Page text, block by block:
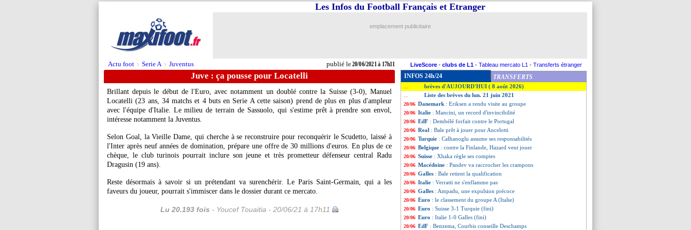
Actu foot > Serie A > Juventus publié le20/06/2021 à 17h11
Les Infos du Football Français et Etranger
emplacement publicitaire
LiveScore - clubs de L1 - Tableau mercato L1 - Transferts étranger
Juve : ça pousse pour Locatelli
Brillant depuis le début de l'Euro, avec notamment un doublé contre la Suisse (3-0), Manuel
Locatelli (23 ans, 34 matchs et 4 buts en Serie A cette saison) prend de plus en plus d'ampleur
avec l'équipe d'Italie. Le milieu de terrain de Sassuolo, qui s'estime prêt à prendre son envol,
intéresse notamment la Juventus.
Selon Goal, la Vieille Dame, qui cherche à se reconstruire pour reconquérir le Scudetto, laissé à
l'Inter après neuf années de domination, prépare une offre de 30 millions d'euros. En plus de ce
chèque, le club turinois pourrait inclure son jeune et très prometteur défenseur central Radu
Dragusin (19 ans).
Reste désormais à savoir si un prétendant va surenchérir. Le Paris Saint-Germain, qui a les
faveurs du joueur, pourrait s'immiscer dans le dossier durant ce mercato.
Lu 20.193 fois - Youcef Touaitia - 20/06/21 à 17h11
INFOS 24h/24 TRANSFERTS
brèves d'AUJOURD'HUI ( 8 août 2026)
Liste des brèves du lun. 21 juin 2021
20/06 Danemark : Eriksen a rendu visite au groupe
20/06 Italie : Mancini, un record d'invincibilité
20/06 EdF : Dembélé forfait contre le Portugal
20/06 Real : Bale prêt à jouer pour Ancelotti
20/06 Turquie : Calhanoglu assume ses responsabilités
20/06 Belgique : contre la Finlande, Hazard veut jouer
20/06 Suisse : Xhaka règle ses comptes
20/06 Macédoine : Pandev va raccrocher les crampons
20/06 Galles : Bale retient la qualification
20/06 Italie : Verratti ne s'enflamme pas
20/06 Galles : Ampadu, une expulsion précoce
20/06 Euro : le classement du groupe A (Italie)
20/06 Euro : Suisse 3-1 Turquie (fini)
20/06 Euro : Italie 1-0 Galles (fini)
20/06 EdF : Benzema, Courbis conseille Deschamps